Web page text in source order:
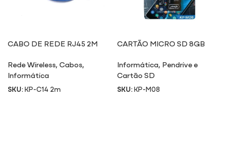
CABO DE REDE RJ45 2M
Rede Wireless,Cabos,
Informática
SKU:KP-C14 2m
CARTÃO MICRO SD 8GB
Informática, Pendrive e
Cartão SD
SKU:KP-M08